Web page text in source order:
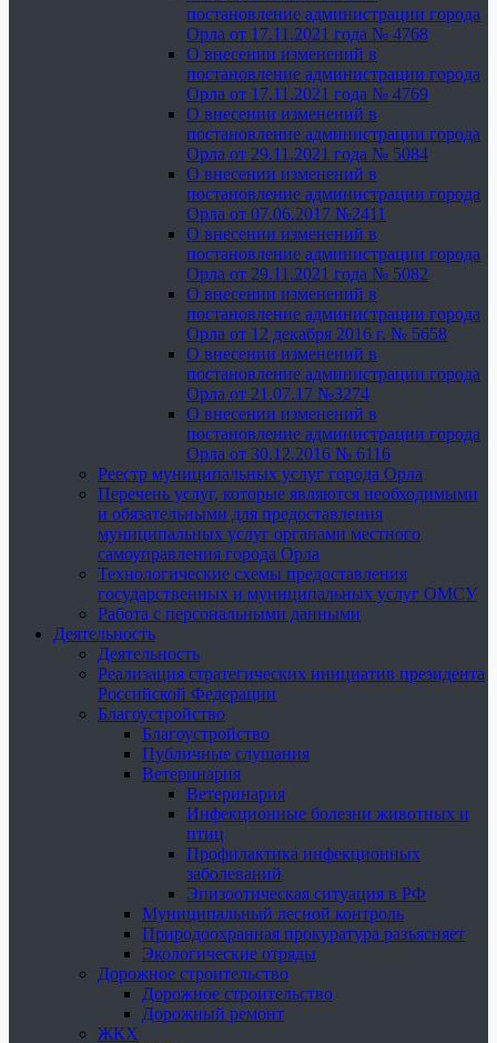
постановление администрации города
Орла от 17.11.2021 года № 4768
О внесении изменений в
постановление администрации города
Орла от 17.11.2021 года № 4769
О внесении изменений в
постановление администрации города
Орла от 29.11.2021 года № 5084
О внесении изменений в
постановление администрации города
Орла от 07.06.2017 №2411
О внесении изменений в
постановление администрации города
Орла от 29.11.2021 года № 5082
О внесении изменений в
постановление администрации города
Орла от 12 декабря 2016 г. № 5658
О внесении изменений в
постановление администрации города
Орла от 21.07.17 №3274
О внесении изменений в
постановление администрации города
Орла от 30.12.2016 № 6116
Реестр муниципальных услуг города Орла
Перечень услуг, которые являются необходимыми
и обязательными для предоставления
муниципальных услуг органами местного
самоуправления города Орла
Технологические схемы предоставления
государственных и муниципальных услуг ОМСУ
Работа с персональными данными
Деятельность
Деятельность
Реализация стратегических инициатив президента
Российской Федерации
Благоустройство
Благоустройство
Публичные слушания
Ветеринария
Ветеринария
Инфекционные болезни животных и
птиц
Профилактика инфекционных
заболеваний
Эпизоотическая ситуация в РФ
Муниципальный лесной контроль
Природоохранная прокуратура разъясняет
Экологические отряды
Дорожное строительство
Дорожное строительство
Дорожный ремонт
ЖКХ